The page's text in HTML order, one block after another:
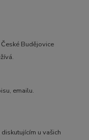
Budějovice
emailu.
u vašich